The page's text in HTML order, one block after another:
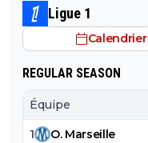
Ligue 1
Calendrier
REGULAR SEASON
Équipe
1 O. Marseille